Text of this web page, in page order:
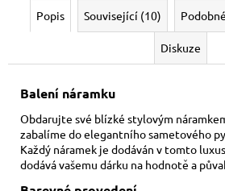
Popis Související (10)
Diskuze
Balení náramku
Obdarujte své blízké stylovým
zabalíme do elegantního sametového
Každý náramek je dodáván v tomto
dodává vašemu dárku na hodnotě a